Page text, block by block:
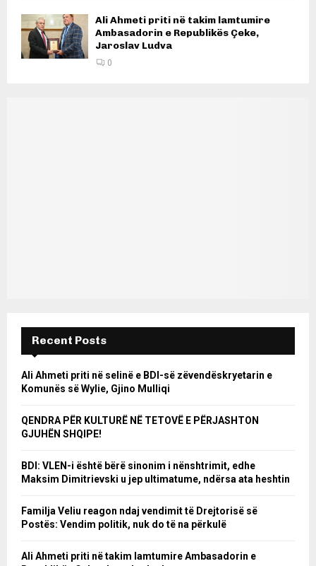
Ali Ahmeti priti në takim lamtumire
Ambasadorin e Republikës Çeke,
Jaroslav Ludva
0
Recent Posts
Ali Ahmeti priti në selinë e BDI-së zëvendëskryetarin e
Komunës së Wylie, Gjino Mulliqi
QENDRA PËR KULTURË NË TETOVË E PËRJASHTON
GJUHËN SHQIPE!
BDI: VLEN-i është bërë sinonim i nënshtrimit, edhe
Maksim Dimitrievski u jep ultimatume, ndërsa ata heshtin
Familja Veliu reagon ndaj vendimit të Drejtorisë së
Postës: Vendim politik, nuk do të na përkulë
Ali Ahmeti priti në takim lamtumire Ambasadorin e